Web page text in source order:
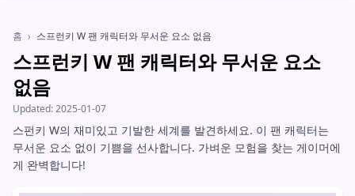
홈 › 스프런키 W 팬 캐릭터와 무서운 요소 없음
스프런키 W 팬 캐릭터와 무서운 요소
없음
Updated:2025-01-07
스펀키 W의 재미있고 기발한 세계를 발견하세요. 이 팬 캐릭터는
무서운 요소 없이 기쁨을 선사합니다. 가벼운 모험을 찾는 게이머에
게 완벽합니다!